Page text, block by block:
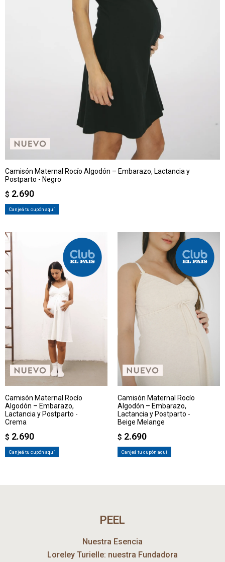
Camisón Maternal Rocío Algodón – Embarazo, Lactancia y
Postparto - Negro
$ 2.690
Canjeá tu cupón aquí
Camisón Maternal Rocío
Algodón – Embarazo,
Lactancia y Postparto -
Crema
$ 2.690
Canjeá tu cupón aquí
Camisón Maternal Rocío
Algodón – Embarazo,
Lactancia y Postparto -
Beige Melange
$ 2.690
Canjeá tu cupón aquí
PEEL
Nuestra Esencia
Loreley Turielle: nuestra Fundadora